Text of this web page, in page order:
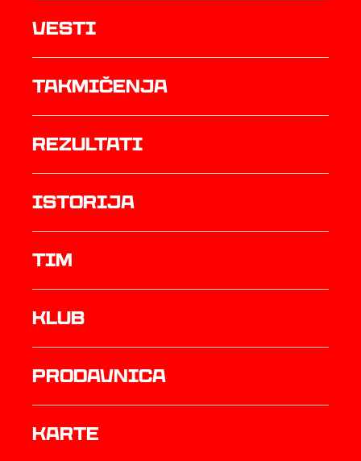
Vesti
Takmičenja
rezultati
istorija
TIM
Klub
prodavnica
Karte